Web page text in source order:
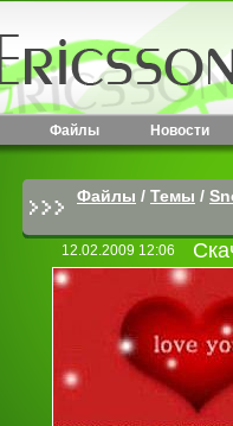
Файлы Новости
Файлы / Темы /
12.02.2009 12:06